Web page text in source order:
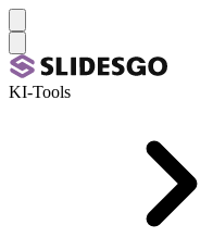
KI-Tools